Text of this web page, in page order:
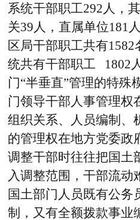
系统干部职工292人，
关39人，直属单位181
区局干部职工共有
统共有干部职工 1802
门“半垂直”管理的特殊
门领导干部人事管理权
组织关系、人员编制、
的管理权在地方党委政
调整干部时往往把国土
入调整范围，干部流动
国土部门人员既有公务
制，又有全额拨款事业